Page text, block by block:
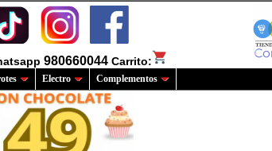
980660044 Carrito:
Electro Complementos